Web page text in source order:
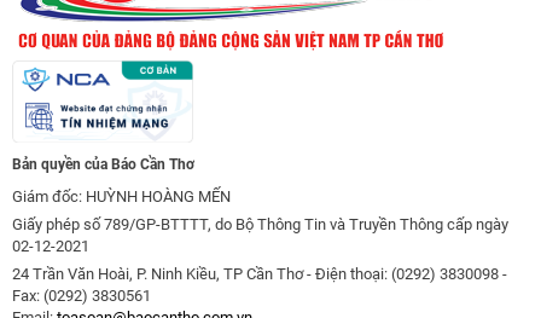
Bản quyền của Báo Cần Thơ
Giám đốc: HUỲNH HOÀNG MẾN
Giấy phép số 789/GP-BTTTT, do Bộ Thông Tin và Truyền Thông cấp ngày
02-12-2021
24 Trần Văn Hoài, P. Ninh Kiều, TP Cần Thơ - Điện thoại: (0292) 3830098 -
Fax: (0292) 3830561